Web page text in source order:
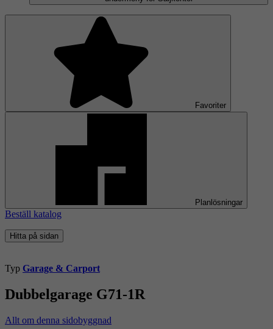
Favoriter
Planlösningar
Beställ katalog
Hitta på sidan
Typ Garage & Carport
Dubbelgarage G71-1R
Allt om denna sidobyggnad